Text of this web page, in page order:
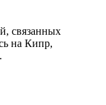
связанных
на Кипр,